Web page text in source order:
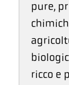
pure,
ricco e